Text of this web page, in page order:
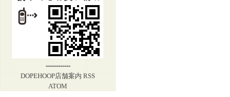
------------
DOPEHOOP店舗案内 RSS
ATOM